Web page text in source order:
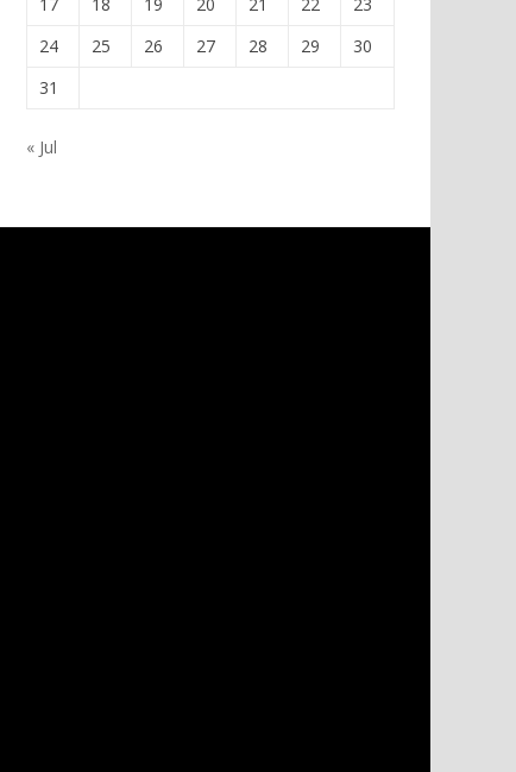
24
25 26 27 28 29
30
31
« Jul